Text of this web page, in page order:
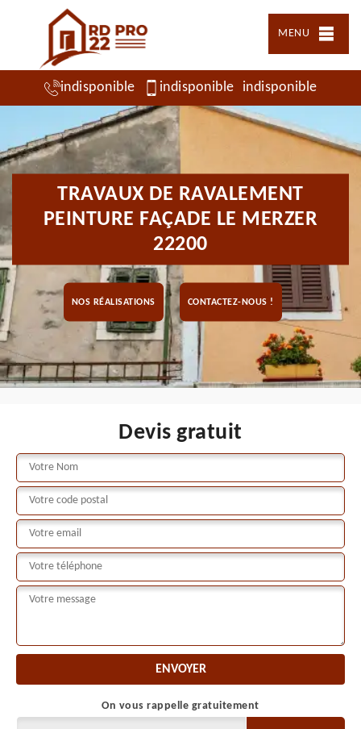
MENU
indisponible indisponible indisponible
TRAVAUX DE RAVALEMENT
PEINTURE FAÇADE LE MERZER
22200
NOS RÉALISATIONS CONTACTEZ-NOUS !
Devis gratuit
On vous rappelle gratuitement